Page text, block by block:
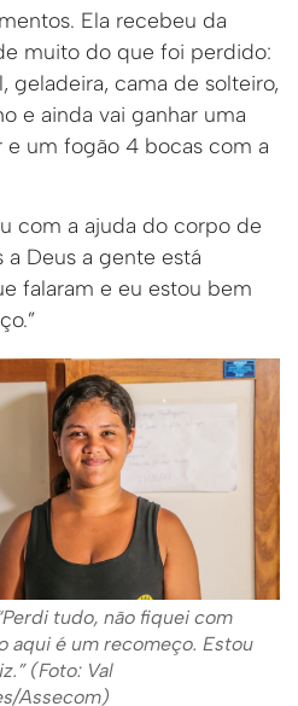
Ela recebeu da
muito do que foi perdido:
geladeira, cama de solteiro,
e ainda vai ganhar uma
e um fogão 4 bocas com a
com a ajuda do corpo de
a Deus a gente está
falaram e eu estou bem
tudo, não fiquei com
aqui é um recomeço. Estou
(Foto: Val
Assecom)